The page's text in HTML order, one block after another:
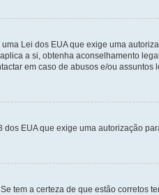
Lei dos EUA que exige uma
a si, obtenha aconselhamento
em caso de abusos e/ou assuntos
EUA que exige uma autorização
tem a certeza de que estão corretos